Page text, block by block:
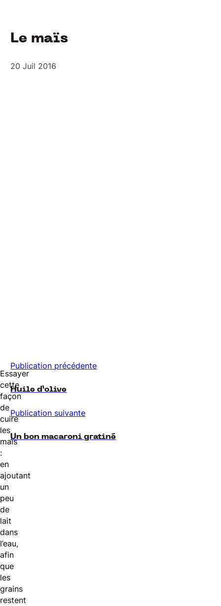
Le maïs
20 Juil 2016
Essayer
cette
façon
de
cuire
les
maïs
:
en
ajoutant
un
peu
de
lait
dans
l’eau,
afin
que
les
grains
restent
Publication précédente
Huile d’olive
Publication suivante
Un bon macaroni gratiné